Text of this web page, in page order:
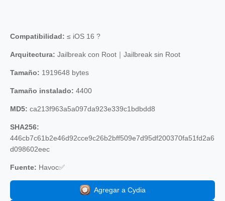
Compatibilidad: ≤ iOS 16 ?
Arquitectura: Jailbreak con Root｜Jailbreak sin Root
Tamaño: 1919648 bytes
Tamaño instalado: 4400
MD5: ca213f963a5a097da923e339c1bdbdd8
SHA256:
446cb7c61b2e46d92cce9c26b2bff509e7d95df200370fa51fd2a6
d098602eec
Fuente: Havoc✅
Agregar a Cydia